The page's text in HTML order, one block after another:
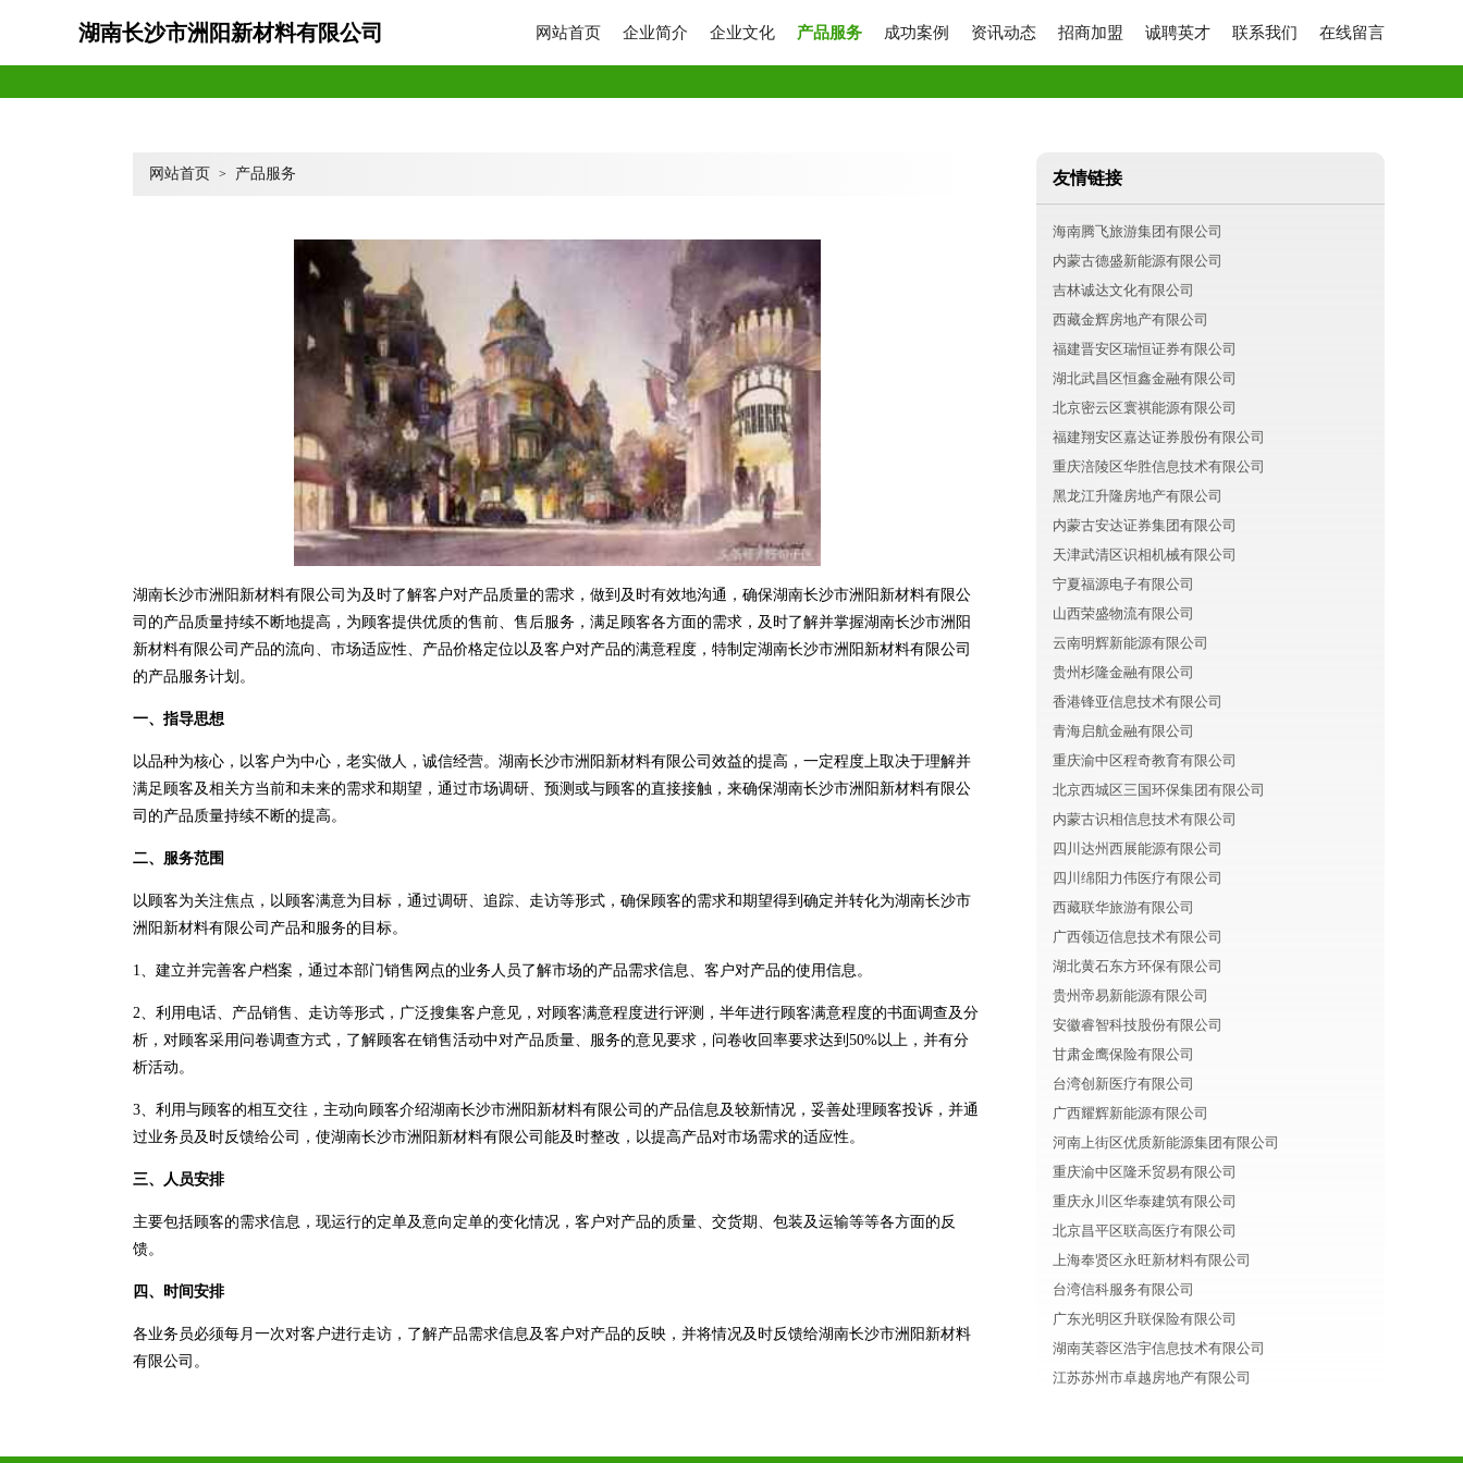
湖南长沙市洲阳新材料有限公司 网站首页 企业简介 企业文化 产品服务 成功案例 资讯动态 招商加盟 诚聘英才 联系我们 在线留言
网站首页 > 产品服务
湖南长沙市洲阳新材料有限公司为及时了解客户对产品质量的需求，做到及时有效地沟通，确保湖南长沙市洲阳新材料有限公
司的产品质量持续不断地提高，为顾客提供优质的售前、售后服务，满足顾客各方面的需求，及时了解并掌握湖南长沙市洲阳
新材料有限公司产品的流向、市场适应性、产品价格定位以及客户对产品的满意程度，特制定湖南长沙市洲阳新材料有限公司
的产品服务计划。
一、指导思想
以品种为核心，以客户为中心，老实做人，诚信经营。湖南长沙市洲阳新材料有限公司效益的提高，一定程度上取决于理解并
满足顾客及相关方当前和未来的需求和期望，通过市场调研、预测或与顾客的直接接触，来确保湖南长沙市洲阳新材料有限公
司的产品质量持续不断的提高。
二、服务范围
以顾客为关注焦点，以顾客满意为目标，通过调研、追踪、走访等形式，确保顾客的需求和期望得到确定并转化为湖南长沙市
洲阳新材料有限公司产品和服务的目标。
1、建立并完善客户档案，通过本部门销售网点的业务人员了解市场的产品需求信息、客户对产品的使用信息。
2、利用电话、产品销售、走访等形式，广泛搜集客户意见，对顾客满意程度进行评测，半年进行顾客满意程度的书面调查及分
析，对顾客采用问卷调查方式，了解顾客在销售活动中对产品质量、服务的意见要求，问卷收回率要求达到50%以上，并有分
析活动。
3、利用与顾客的相互交往，主动向顾客介绍湖南长沙市洲阳新材料有限公司的产品信息及较新情况，妥善处理顾客投诉，并通
过业务员及时反馈给公司，使湖南长沙市洲阳新材料有限公司能及时整改，以提高产品对市场需求的适应性。
三、人员安排
主要包括顾客的需求信息，现运行的定单及意向定单的变化情况，客户对产品的质量、交货期、包装及运输等等各方面的反
馈。
四、时间安排
各业务员必须每月一次对客户进行走访，了解产品需求信息及客户对产品的反映，并将情况及时反馈给湖南长沙市洲阳新材料
有限公司。
友情链接
海南腾飞旅游集团有限公司
内蒙古德盛新能源有限公司
吉林诚达文化有限公司
西藏金辉房地产有限公司
福建晋安区瑞恒证券有限公司
湖北武昌区恒鑫金融有限公司
北京密云区寰祺能源有限公司
福建翔安区嘉达证券股份有限公司
重庆涪陵区华胜信息技术有限公司
黑龙江升隆房地产有限公司
内蒙古安达证券集团有限公司
天津武清区识相机械有限公司
宁夏福源电子有限公司
山西荣盛物流有限公司
云南明辉新能源有限公司
贵州杉隆金融有限公司
香港锋亚信息技术有限公司
青海启航金融有限公司
重庆渝中区程奇教育有限公司
北京西城区三国环保集团有限公司
内蒙古识相信息技术有限公司
四川达州西展能源有限公司
四川绵阳力伟医疗有限公司
西藏联华旅游有限公司
广西领迈信息技术有限公司
湖北黄石东方环保有限公司
贵州帝易新能源有限公司
安徽睿智科技股份有限公司
甘肃金鹰保险有限公司
台湾创新医疗有限公司
广西耀辉新能源有限公司
河南上街区优质新能源集团有限公司
重庆渝中区隆禾贸易有限公司
重庆永川区华泰建筑有限公司
北京昌平区联高医疗有限公司
上海奉贤区永旺新材料有限公司
台湾信科服务有限公司
广东光明区升联保险有限公司
湖南芙蓉区浩宇信息技术有限公司
江苏苏州市卓越房地产有限公司